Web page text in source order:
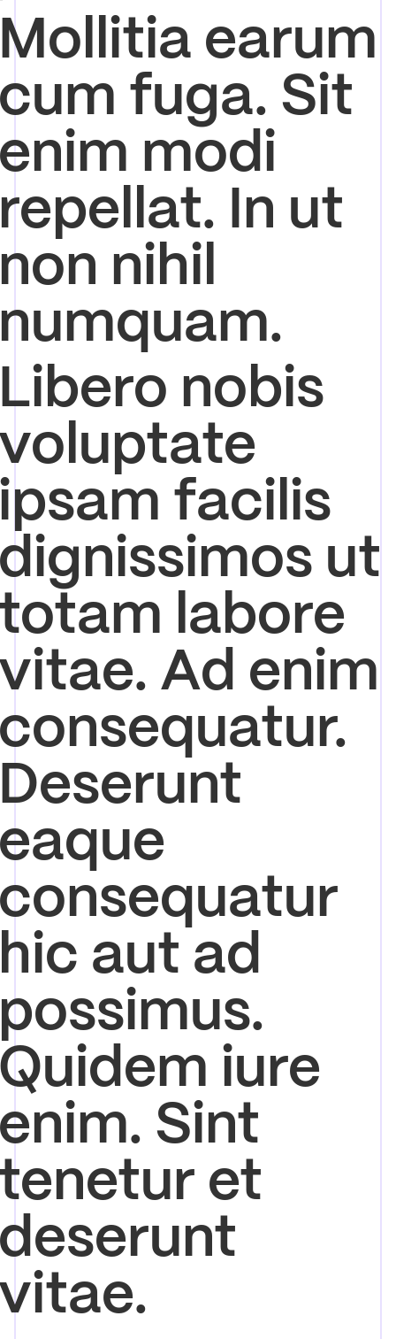
earum
fuga. Sit
modi
In ut
nihil
nobis
facilis
ut
labore
Ad enim
aut ad
iure
Sint
et